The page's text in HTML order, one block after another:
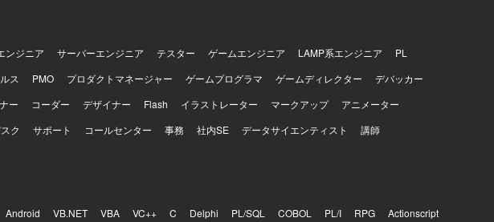
ンジニア サーバーエンジニア テスター ゲームエンジニア LAMP系エンジニア
PL
ス PMO プロダクトマネージャー ゲームプログラマ ゲームディレクター
デバッカー
ー コーダー デザイナー Flash イラストレーター マークアップ
アニメーター
ク サポート コールセンター 事務 社内SE データサイエンティスト 講師
Android VB.NET VBA VC++ C Delphi PL/SQL COBOL PL/I RPG
Actionscript